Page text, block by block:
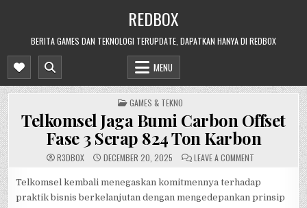
REDBOX
BERITA GAMES DAN TEKNOLOGI TERUPDATE, DAPATKAN HANYA DI REDBOX
MENU
POSTED
IN
GAMES & TEKNO
Telkomsel Jaga Bumi Carbon Offset
Fase 3 Serap 824 Ton Karbon
R3DB0X DECEMBER 20, 2025 LEAVE A COMMENTON
BUMI
CARBON
OFFSET
Telkomsel kembali menegaskan komitmennya terhadap
praktik bisnis berkelanjutan dengan mengedepankan prinsip